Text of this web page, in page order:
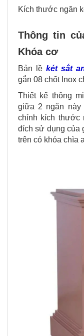
Kích thước ngăn
Thông tin
Khóa cơ
Bản lềkét sắt
gắn 08 chốt Inox
Thiết kế thông
giữa 2 ngăn này
chỉnh kích thước
đích sử dụng của
trên có khóa chìa